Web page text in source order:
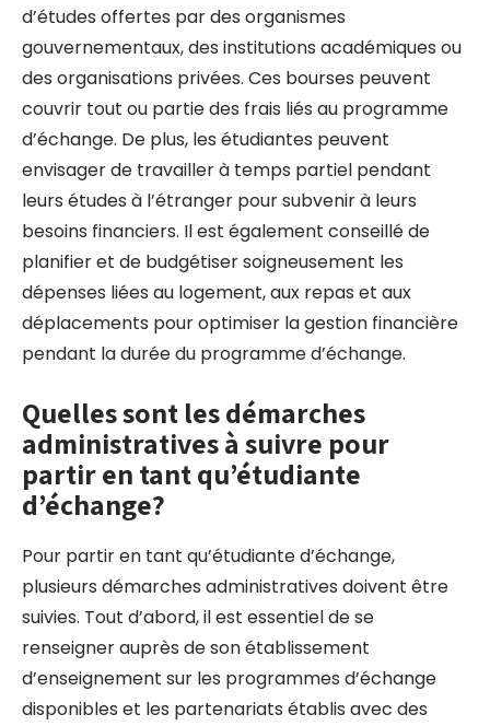
d’études offertes par des organismes
gouvernementaux, des institutions académiques ou
des organisations privées. Ces bourses peuvent
couvrir tout ou partie des frais liés au programme
d’échange. De plus, les étudiantes peuvent
envisager de travailler à temps partiel pendant
leurs études à l’étranger pour subvenir à leurs
besoins financiers. Il est également conseillé de
planifier et de budgétiser soigneusement les
dépenses liées au logement, aux repas et aux
déplacements pour optimiser la gestion financière
pendant la durée du programme d’échange.
Quelles sont les démarches
administratives à suivre pour
partir en tant qu’étudiante
d’échange?
Pour partir en tant qu’étudiante d’échange,
plusieurs démarches administratives doivent être
suivies. Tout d’abord, il est essentiel de se
renseigner auprès de son établissement
d’enseignement sur les programmes d’échange
disponibles et les partenariats établis avec des